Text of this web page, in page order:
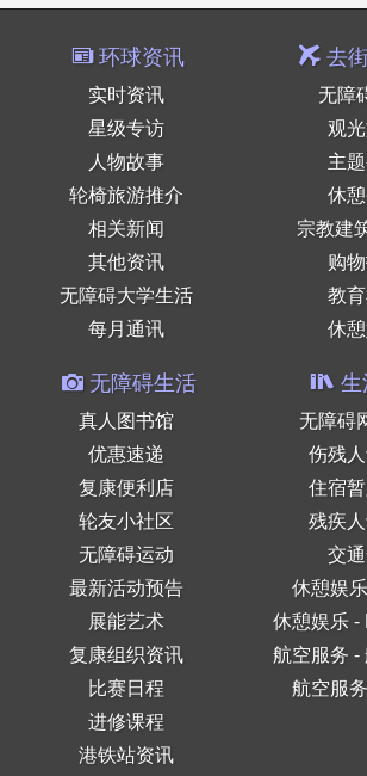
环球资讯
实时资讯
星级专访
人物故事
轮椅旅游推介
相关新闻
其他资讯
无障碍大学生活
每月通讯
去
无障
观
主
休
宗教建
购
教
休
无障碍生活
真人图书馆
优惠速递
复康便利店
轮友小社区
无障碍运动
最新活动预告
展能艺术
复康组织资讯
比赛日程
进修课程
港铁站资讯
生
无障碍
伤残
住宿
残疾
交
休憩娱
休憩娱乐 -
航空服务 -
航空服